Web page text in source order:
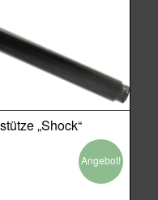
„Shock“
Angebot!